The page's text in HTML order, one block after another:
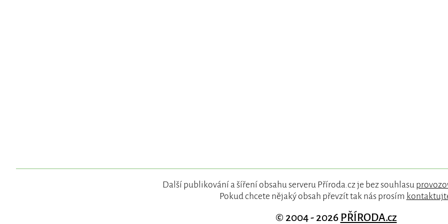
Další publikování a šíření obsahu serveru Příroda.cz je bez souhlasu
Pokud chcete nějaký obsah převzít tak nás prosím
© 2004 - 2026 PŘÍRODA.cz